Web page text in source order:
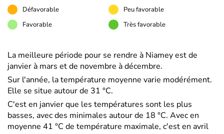
Défavorable
Peu favorable
Favorable
Très favorable
La meilleure période pour se rendre à Niamey est de
janvier à mars et de novembre à décembre.
Sur l'année, la température moyenne varie modérément.
Elle se situe autour de 31 °C.
C'est en janvier que les températures sont les plus
basses, avec des minimales autour de 18 °C. Avec en
moyenne 41 °C de température maximale, c'est en avril